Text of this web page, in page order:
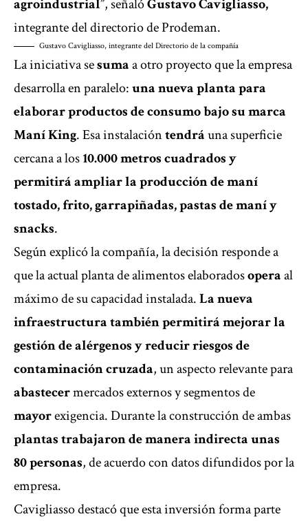
agroindustrial”, señalóGustavo Cavigliasso,
integrante del directorio de Prodeman.
Gustavo Cavigliasso, integrante del Directorio de la compañía
La iniciativa sesumaa otro proyecto que la empresa
desarrolla en paralelo:una nueva planta para
elaborar productos de consumo bajo su marca
Maní King. Esa instalacióntendráuna superficie
cercana a los10.000 metros cuadrados y
permitirá ampliar la producción de maní
tostado, frito, garrapiñadas, pastas de maní y
snacks.
Según explicó la compañía, la decisión responde a
que la actual planta de alimentos elaboradosoperaal
máximo de su capacidad instalada.La nueva
infraestructura también permitirá mejorar la
gestión de alérgenos y reducir riesgos de
contaminación cruzada, un aspecto relevante para
abastecermercados externos y segmentos de
mayorexigencia. Durante la construcción de ambas
plantas trabajaron de manera indirecta unas
80 personas, de acuerdo con datos difundidos por la
empresa.
Cavigliasso destacó que esta inversión forma parte